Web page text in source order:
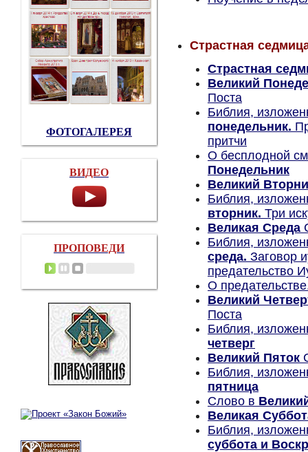
Страстная
Страстная
Великий
Поста
Библия,
понедельник.
притчи
О бесплодной
Понедельник
Великий
Библия,
вторник. Три
Великая Среда
Библия,
среда. Заговор
предательство
О
Великий
Поста
Библия,
четверг
Великий Пяток
Библия,
пятница
Слово в
Великая
Библия,
суббота и
ФОТОГАЛЕРЕЯ
ВИДЕО
ПРОПОВЕДИ